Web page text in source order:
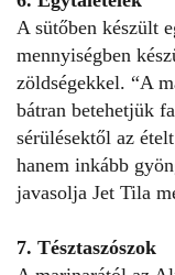
A sütőben készült
mennyiségben
zöldségekkel. “A
bátran betehetjük
sérülésektől az
hanem inkább
javasolja Jet Tila
7. Tésztaszószok